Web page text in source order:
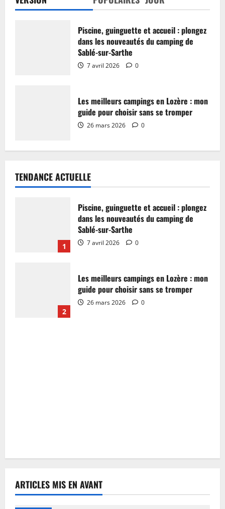
Piscine, guinguette et accueil : plongez
dans les nouveautés du camping de
Sablé-sur-Sarthe
7 avril 2026 0
Les meilleurs campings en Lozère : mon
guide pour choisir sans se tromper
26 mars 2026 0
TENDANCE ACTUELLE
1
Piscine, guinguette et accueil : plongez
dans les nouveautés du camping de
Sablé-sur-Sarthe
7 avril 2026 0
2
Les meilleurs campings en Lozère : mon
guide pour choisir sans se tromper
26 mars 2026 0
ARTICLES MIS EN AVANT